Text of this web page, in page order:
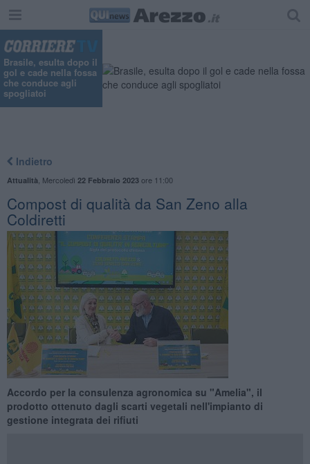
Brasile, esulta dopo il
gol e cade nella fossa
che conduce agli
spogliatoi
Indietro
Attualità Mercoledì 22 Febbraio 2023ore 11:00
Compost di qualità da San Zeno alla
Coldiretti
Accordo per la consulenza agronomica su "Amelia", il
prodotto ottenuto dagli scarti vegetali nell'impianto di
gestione integrata dei rifiuti